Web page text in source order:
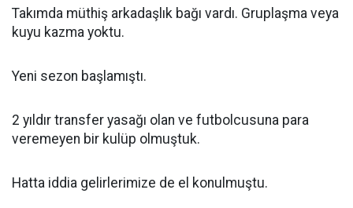
Takımda müthiş arkadaşlık bağı vardı. Gruplaşma veya
kuyu kazma yoktu.
Yeni sezon başlamıştı.
2 yıldır transfer yasağı olan ve futbolcusuna para
veremeyen bir kulüp olmuştuk.
Hatta iddia gelirlerimize de el konulmuştu.